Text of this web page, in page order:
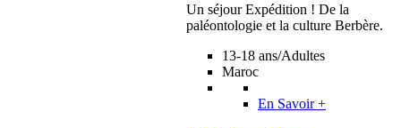
Un séjour Expédition ! De la
paléontologie et la culture Berbère.
13-18 ans/Adultes
Maroc
En Savoir +